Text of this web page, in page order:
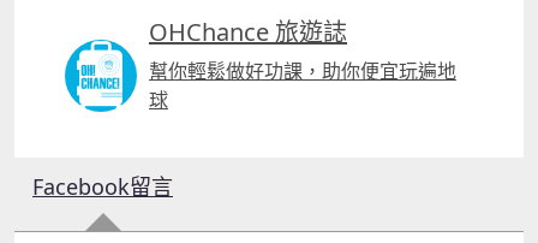
OHChance 旅遊誌
幫你輕鬆做好功課，助你便宜玩遍地
球
Facebook留言